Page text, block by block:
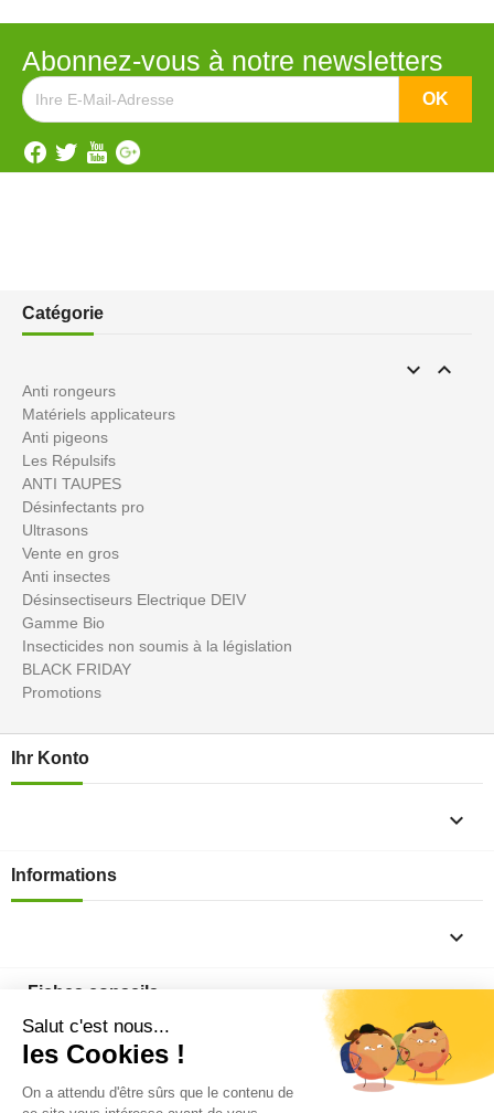
Abonnez-vous à notre newsletters
Catégorie
 
Anti rongeurs
Matériels applicateurs
Anti pigeons
Les Répulsifs
ANTI TAUPES
Désinfectants pro
Ultrasons
Vente en gros
Anti insectes
Désinsectiseurs Electrique DEIV
Gamme Bio
Insecticides non soumis à la législation
BLACK FRIDAY
Promotions
Ihr Konto

Informations

Fiches conseils

Insecte